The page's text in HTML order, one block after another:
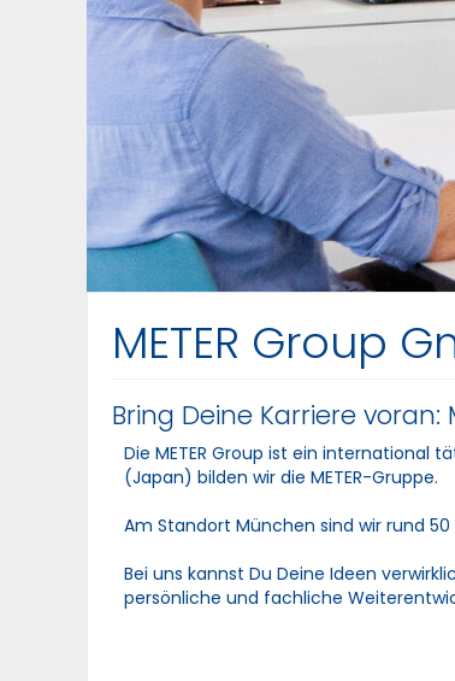
METER Group
Bring Deine Karriere voran:
Die METER Group ist ein international
(Japan) bilden wir die METER-Gruppe.
Am Standort München sind wir rund
Bei uns kannst Du Deine Ideen
persönliche und fachliche